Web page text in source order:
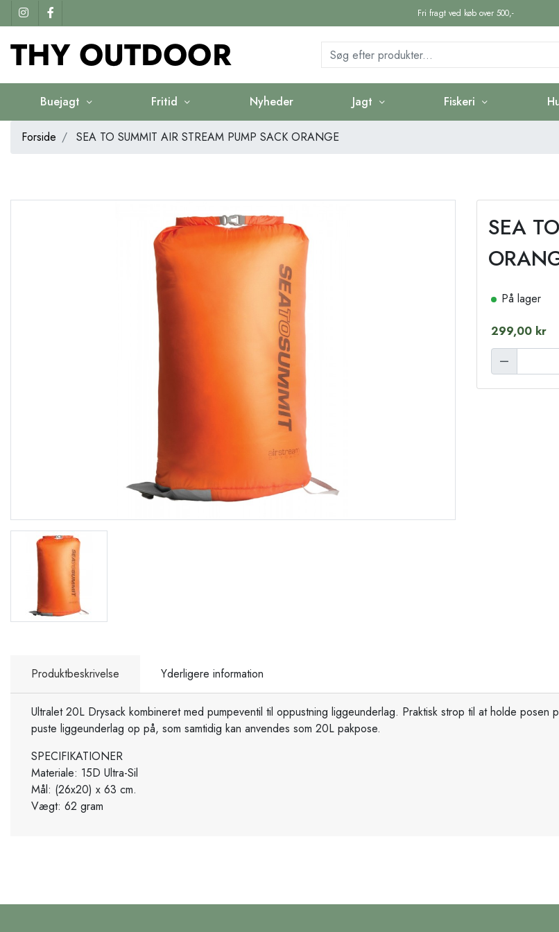
Fri fragt ved køb over 500,-
Buejagt Fritid Nyheder Jagt Fiskeri
Forside SEA TO SUMMIT AIR STREAM PUMP SACK ORANGE
SEA
På lager
299,00 kr
Produktbeskrivelse Yderligere information
Ultralet 20L Drysack kombineret med pumpeventil til oppustning liggeunderlag. Praktisk strop til at holde
puste liggeunderlag op på, som samtidig kan anvendes som 20L pakpose.
SPECIFIKATIONER
Materiale: 15D Ultra-Sil
Mål: (26x20) x 63 cm.
Vægt: 62 gram